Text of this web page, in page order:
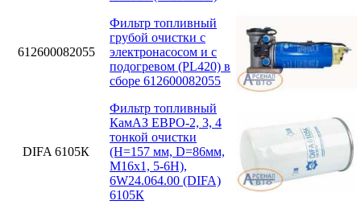
612600082055
Фильтр топливный
грубой очистки с
электронасосом и с
подогревом (PL420) в
сборе 612600082055
DIFA 6105К
Фильтр топливный
КамАЗ ЕВРО-2, 3, 4
тонкой очистки
(H=157 мм, D=86мм,
M16x1, 5-6H),
6W24.064.00 (DIFA)
6105К